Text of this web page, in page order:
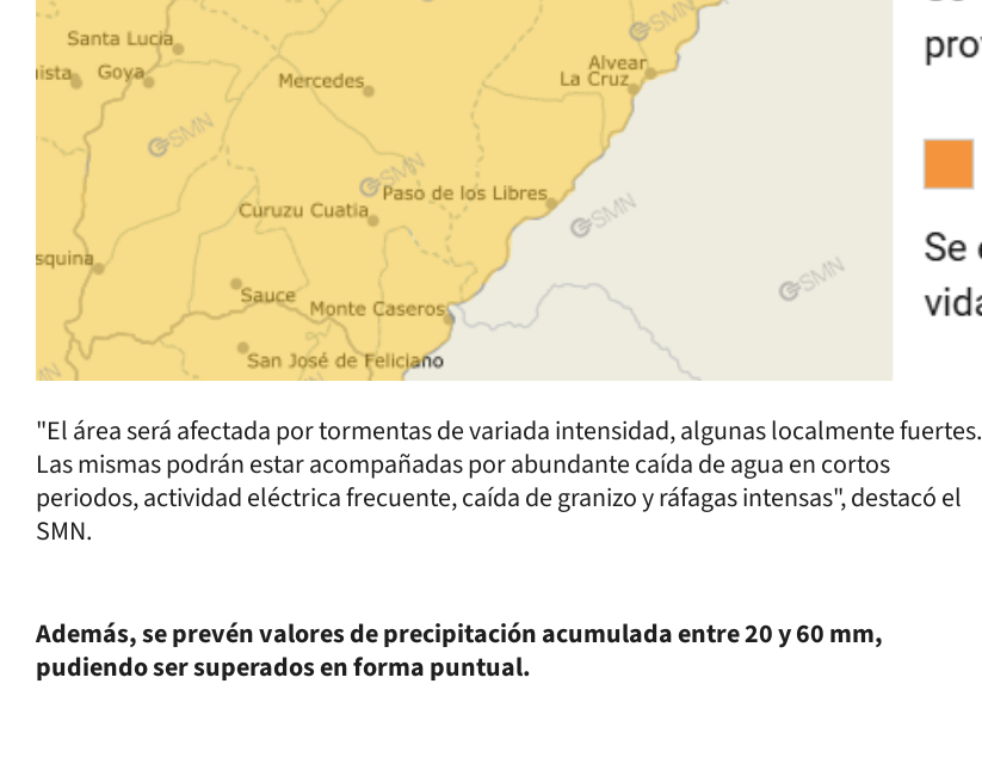
"El área será afectada por tormentas de variada intensidad, algunas localmente fuertes.
Las mismas podrán estar acompañadas por abundante caída de agua en cortos
periodos, actividad eléctrica frecuente, caída de granizo y ráfagas intensas", destacó el
SMN.
Además, se prevén valores de precipitación acumulada entre 20 y 60 mm,
pudiendo ser superados en forma puntual.